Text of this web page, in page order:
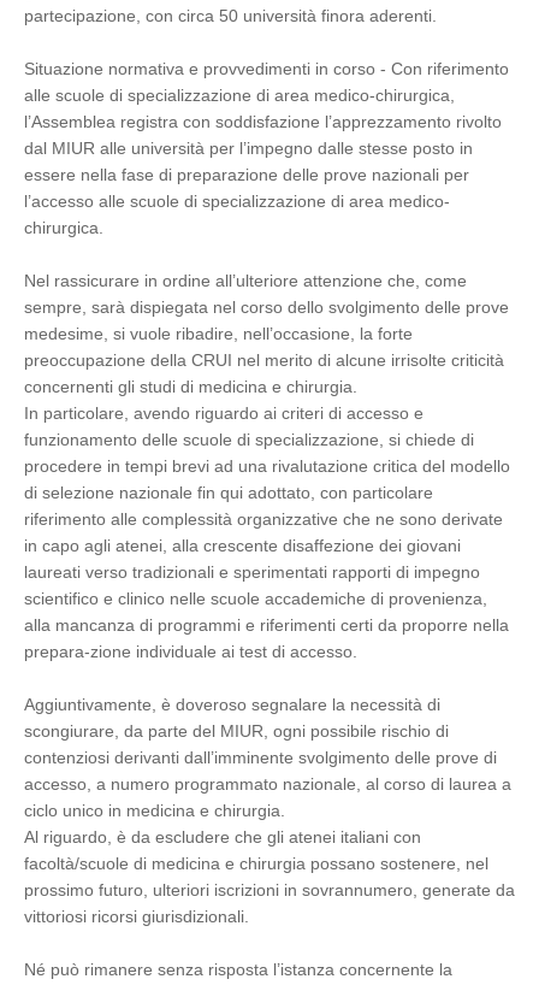
partecipazione, con circa 50 università finora aderenti.
Situazione normativa e provvedimenti in corso - Con riferimento
alle scuole di specializzazione di area medico-chirurgica,
l’Assemblea registra con soddisfazione l’apprezzamento rivolto
dal MIUR alle università per l’impegno dalle stesse posto in
essere nella fase di preparazione delle prove nazionali per
l’accesso alle scuole di specializzazione di area medico-
chirurgica.
Nel rassicurare in ordine all’ulteriore attenzione che, come
sempre, sarà dispiegata nel corso dello svolgimento delle prove
medesime, si vuole ribadire, nell’occasione, la forte
preoccupazione della CRUI nel merito di alcune irrisolte criticità
concernenti gli studi di medicina e chirurgia.
In particolare, avendo riguardo ai criteri di accesso e
funzionamento delle scuole di specializzazione, si chiede di
procedere in tempi brevi ad una rivalutazione critica del modello
di selezione nazionale fin qui adottato, con particolare
riferimento alle complessità organizzative che ne sono derivate
in capo agli atenei, alla crescente disaffezione dei giovani
laureati verso tradizionali e sperimentati rapporti di impegno
scientifico e clinico nelle scuole accademiche di provenienza,
alla mancanza di programmi e riferimenti certi da proporre nella
prepara-zione individuale ai test di accesso.
Aggiuntivamente, è doveroso segnalare la necessità di
scongiurare, da parte del MIUR, ogni possibile rischio di
contenziosi derivanti dall’imminente svolgimento delle prove di
accesso, a numero programmato nazionale, al corso di laurea a
ciclo unico in medicina e chirurgia.
Al riguardo, è da escludere che gli atenei italiani con
facoltà/scuole di medicina e chirurgia possano sostenere, nel
prossimo futuro, ulteriori iscrizioni in sovrannumero, generate da
vittoriosi ricorsi giurisdizionali.
Né può rimanere senza risposta l’istanza concernente la